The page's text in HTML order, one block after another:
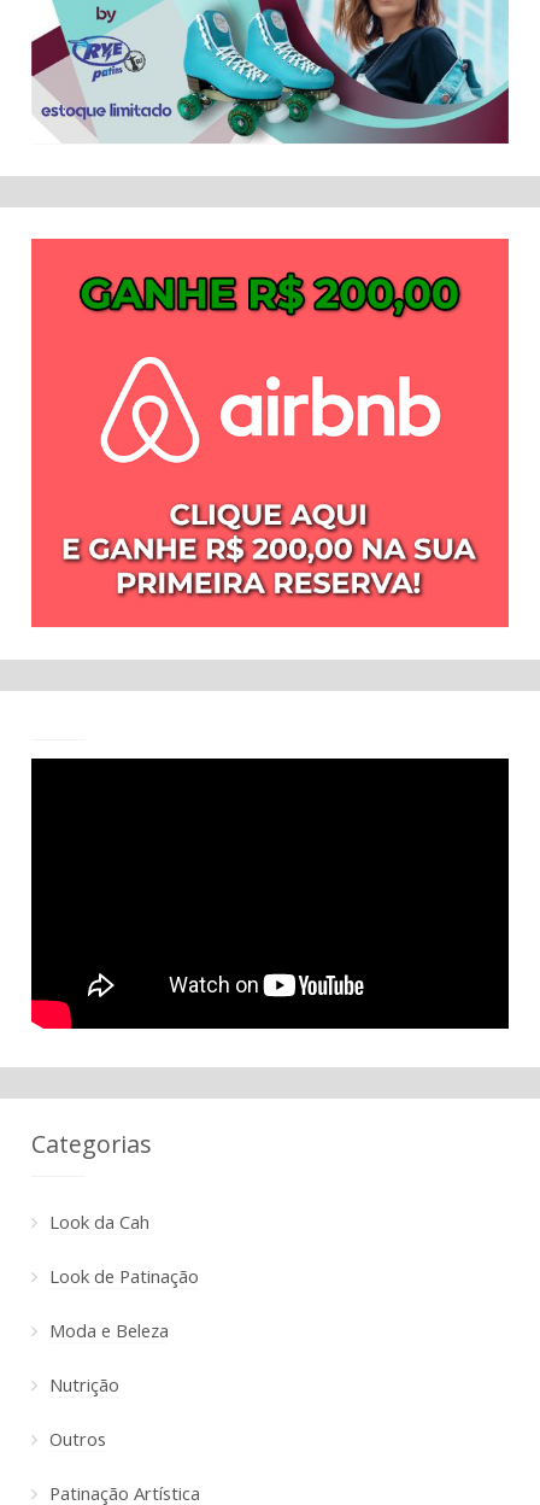
Categorias
Look da Cah
Look de Patinação
Moda e Beleza
Nutrição
Outros
Patinação Artística